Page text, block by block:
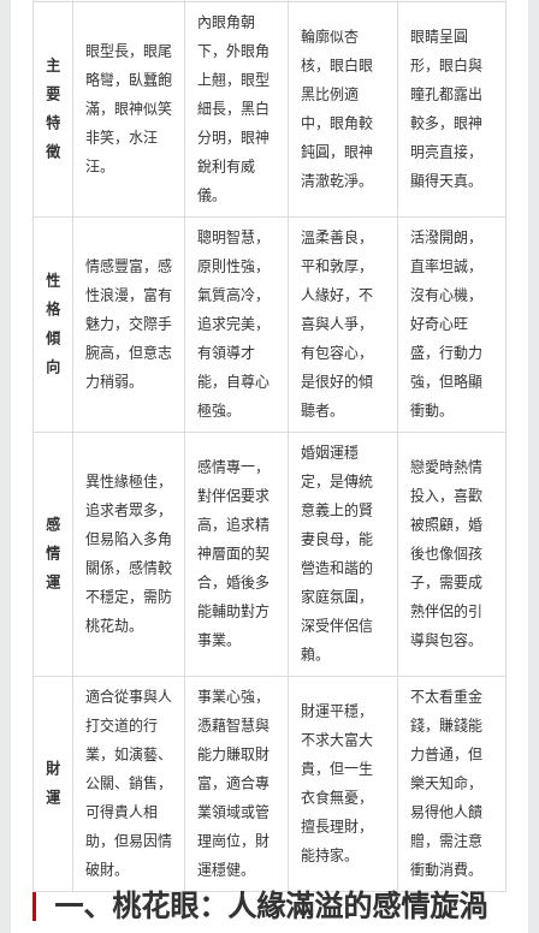
主
要
特
徵
眼型長，眼尾
略彎，臥蠶飽
滿，眼神似笑
非笑，水汪
汪。
內眼角朝
下，外眼角
上翹，眼型
細長，黑白
分明，眼神
銳利有威
儀。
輪廓似杏
核，眼白眼
黑比例適
中，眼角較
鈍圓，眼神
清澈乾淨。
眼睛呈圓
形，眼白與
瞳孔都露出
較多，眼神
明亮直接，
顯得天真。
性
格
傾
向
情感豐富，感
性浪漫，富有
魅力，交際手
腕高，但意志
力稍弱。
聰明智慧，
原則性強，
氣質高冷，
追求完美，
有領導才
能，自尊心
極強。
溫柔善良，
平和敦厚，
人緣好，不
喜與人爭，
有包容心，
是很好的傾
聽者。
活潑開朗，
直率坦誠，
沒有心機，
好奇心旺
盛，行動力
強，但略顯
衝動。
感
情
運
異性緣極佳，
追求者眾多，
但易陷入多角
關係，感情較
不穩定，需防
桃花劫。
感情專一，
對伴侶要求
高，追求精
神層面的契
合，婚後多
能輔助對方
事業。
婚姻運穩
定，是傳統
意義上的賢
妻良母，能
營造和諧的
家庭氛圍，
深受伴侶信
賴。
戀愛時熱情
投入，喜歡
被照顧，婚
後也像個孩
子，需要成
熟伴侶的引
導與包容。
財
運
適合從事與人
打交道的行
業，如演藝、
公關、銷售，
可得貴人相
助，但易因情
破財。
事業心強，
憑藉智慧與
能力賺取財
富，適合專
業領域或管
理崗位，財
運穩健。
財運平穩，
不求大富大
貴，但一生
衣食無憂，
擅長理財，
能持家。
不太看重金
錢，賺錢能
力普通，但
樂天知命，
易得他人饋
贈，需注意
衝動消費。
一、桃花眼：人緣滿溢的感情旋渦